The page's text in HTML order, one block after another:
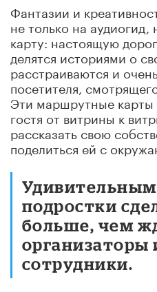
Фантазии и
не только на
карту: настоящую
делятся историями о
расстраиваются и
посетителя,
Эти маршрутные карты
гостя от витрины к
рассказать свою
поделиться ей с
Удивительным
подростки
больше, чем
сотрудники.